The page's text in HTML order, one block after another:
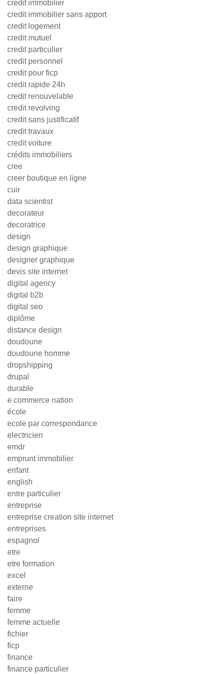
credit immobilier
credit immobilier sans apport
credit logement
credit mutuel
credit particulier
credit personnel
credit pour ficp
credit rapide 24h
credit renouvelable
credit revolving
credit sans justificatif
credit travaux
credit voiture
crédits immobiliers
cree
creer boutique en ligne
cuir
data scientist
decorateur
decoratrice
design
design graphique
designer graphique
devis site internet
digital agency
digital b2b
digital seo
diplôme
distance design
doudoune
doudoune homme
dropshipping
drupal
durable
e commerce nation
école
ecole par correspondance
electricien
emdr
emprunt immobilier
enfant
english
entre particulier
entreprise
entreprise creation site internet
entreprises
espagnol
etre
etre formation
excel
externe
faire
femme
femme actuelle
fichier
ficp
finance
finance particulier